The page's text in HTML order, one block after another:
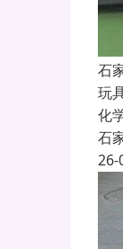
石
玩
化
石
26-